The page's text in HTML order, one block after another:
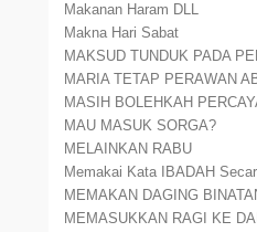
Makanan Haram DLL
Makna Hari Sabat
MAKSUD TUNDUK PADA
MARIA TETAP PERAWAN
MASIH BOLEHKAH
MAU MASUK SORGA?
MELAINKAN RABU
Memakai Kata IBADAH
MEMAKAN DAGING
MEMASUKKAN RAGI KE